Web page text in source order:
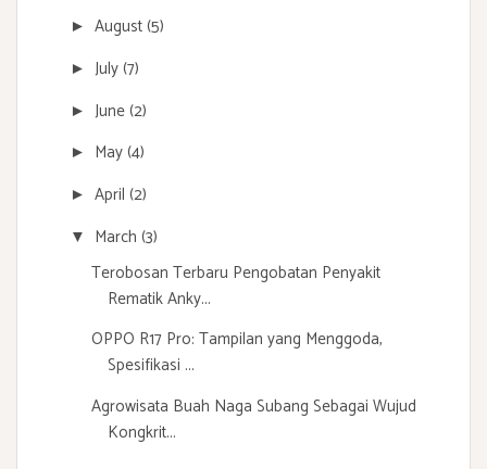
► August(5)
► July(7)
► June(2)
► May(4)
► April (2)
▼ March (3)
Terobosan Terbaru Pengobatan Penyakit
Rematik Anky...
OPPO R17 Pro: Tampilan yang Menggoda,
Spesifikasi ...
Agrowisata Buah Naga Subang Sebagai Wujud
Kongkrit...